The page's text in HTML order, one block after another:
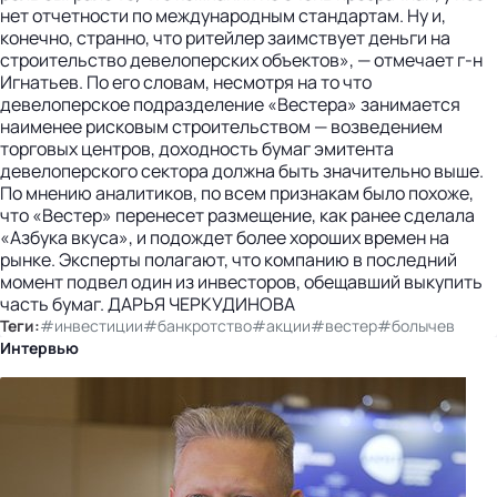
нет отчетности по международным стандартам. Ну и,
конечно, странно, что ритейлер заимствует деньги на
строительство девелоперских объектов», — отмечает г-н
Игнатьев. По его словам, несмотря на то что
девелоперское подразделение «Вестера» занимается
наименее рисковым строительством — возведением
торговых центров, доходность бумаг эмитента
девелоперского сектора должна быть значительно выше.
По мнению аналитиков, по всем признакам было похоже,
что «Вестер» перенесет размещение, как ранее сделала
«Азбука вкуса», и подождет более хороших времен на
рынке. Эксперты полагают, что компанию в последний
момент подвел один из инвесторов, обещавший выкупить
часть бумаг. ДАРЬЯ ЧЕРКУДИНОВА
Теги:#инвестиции#банкротство#акции#вестер#болычев
Интервью